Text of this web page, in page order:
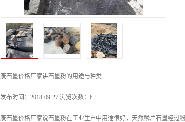
废石墨价格厂家讲石墨粉的用途与种类
发布时间：2018-09-27 浏览次数：6
废石墨价格厂家说石墨粉在工业生产中用途很好，天然鳞片石墨经过